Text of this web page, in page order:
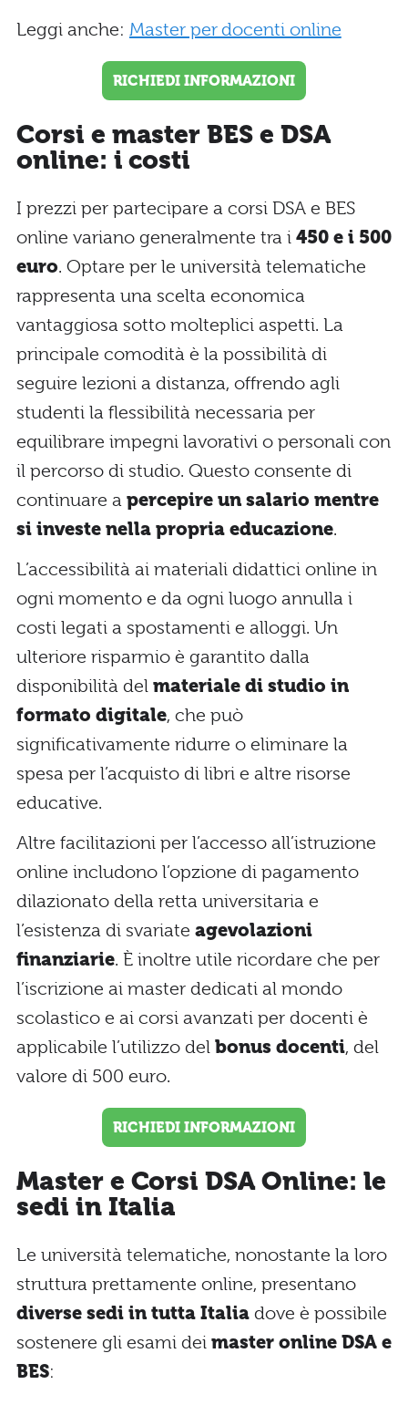
Leggi anche: Master per docenti online
RICHIEDI INFORMAZIONI
Corsi e master BES e DSA
online: i costi
I prezzi per partecipare a corsi DSA e BES
online variano generalmente tra i 450 e i 500
euro. Optare per le università telematiche
rappresenta una scelta economica
vantaggiosa sotto molteplici aspetti. La
principale comodità è la possibilità di
seguire lezioni a distanza, offrendo agli
studenti la flessibilità necessaria per
equilibrare impegni lavorativi o personali con
il percorso di studio. Questo consente di
continuare a percepire un salario mentre
si investe nella propria educazione.
L’accessibilità ai materiali didattici online in
ogni momento e da ogni luogo annulla i
costi legati a spostamenti e alloggi. Un
ulteriore risparmio è garantito dalla
disponibilità del materiale di studio in
formato digitale, che può
significativamente ridurre o eliminare la
spesa per l’acquisto di libri e altre risorse
educative.
Altre facilitazioni per l’accesso all’istruzione
online includono l’opzione di pagamento
dilazionato della retta universitaria e
l’esistenza di svariate agevolazioni
finanziarie. È inoltre utile ricordare che per
l’iscrizione ai master dedicati al mondo
scolastico e ai corsi avanzati per docenti è
applicabile l’utilizzo del bonus docenti, del
valore di 500 euro.
RICHIEDI INFORMAZIONI
Master e Corsi DSA Online: le
sedi in Italia
Le università telematiche, nonostante la loro
struttura prettamente online, presentano
diverse sedi in tutta Italia dove è possibile
sostenere gli esami dei master online DSA e
BES: